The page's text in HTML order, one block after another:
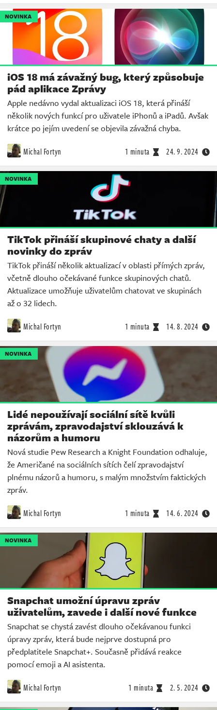
NOVINKA
iOS 18 má závažný bug, který způsobuje
pád aplikace Zprávy
Apple nedávno vydal aktualizaci iOS 18, která přináší
několik nových funkcí pro uživatele iPhonů a iPadů. Avšak
krátce po jejím uvedení se objevila závažná chyba.
Michal Fortyn 1 minuta 24. 9. 2024
NOVINKA
TikTok přináší skupinové chaty a další
novinky do zpráv
TikTok přináší několik aktualizací v oblasti přímých zpráv,
včetně dlouho očekávané funkce skupinových chatů.
Aktualizace umožňuje uživatelům chatovat ve skupinách
až o 32 lidech.
Michal Fortyn 1 minuta 14. 8. 2024
NOVINKA
Lidé nepoužívají sociální sítě kvůli
zprávám, zpravodajství sklouzává k
názorům a humoru
Nová studie Pew Research a Knight Foundation odhaluje,
že Američané na sociálních sítích čelí zpravodajství
plnému názorů a humoru, s malým množstvím faktických
zpráv.
Michal Fortyn 1 minuta 14. 6. 2024
NOVINKA
Snapchat umožní úpravu zpráv
uživatelům, zavede i další nové funkce
Snapchat se chystá zavést dlouho očekávanou funkci
úpravy zpráv, která bude nejprve dostupná pro
předplatitele Snapchat+. Současně přidává reakce
pomocí emoji a AI asistenta.
Michal Fortyn 1 minuta 2. 5. 2024